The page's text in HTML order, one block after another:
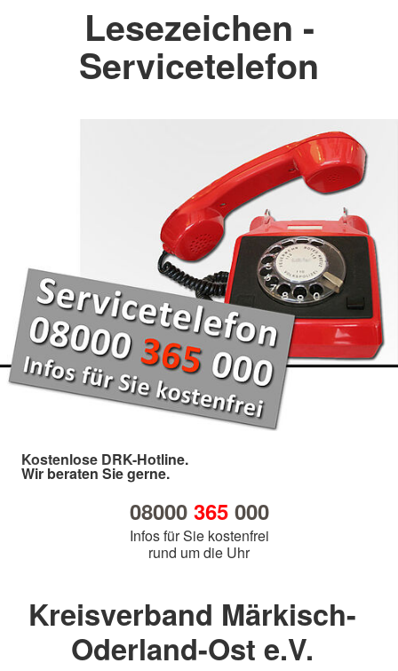
Lesezeichen -
Servicetelefon
Kostenlose DRK-Hotline.
Wir beraten Sie gerne.
08000 365000
Infos für Sie kostenfrei
rund um die Uhr
Kreisverband Märkisch-
Oderland-Ost e.V.